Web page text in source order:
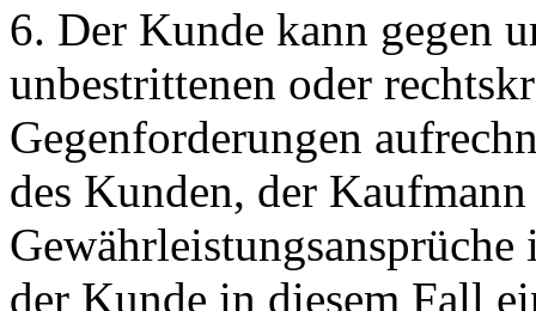
6. Der Kunde kann gegen
unbestrittenen oder
Gegenforderungen
des Kunden, der
Gewährleistungsansprüche
der Kunde in diesem Fall